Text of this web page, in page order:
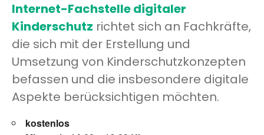
Internet-Fachstelle digitaler
Kinderschutz richtet sich an Fachkräfte,
die sich mit der Erstellung und
Umsetzung von Kinderschutzkonzepten
befassen und die insbesondere digitale
Aspekte berücksichtigen möchten.
kostenlos